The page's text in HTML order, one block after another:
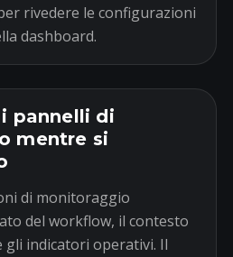
rivedere le configurazioni
dashboard.
pannelli di
mentre si
di monitoraggio
del workflow, il contesto
gli indicatori operativi. Il